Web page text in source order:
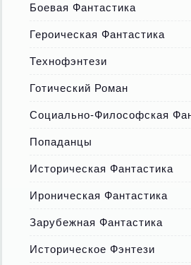
Боевая Фантастика
Героическая Фантастика
Технофэнтези
Готический Роман
Социально-Философская
Попаданцы
Историческая Фантастика
Ироническая Фантастика
Зарубежная Фантастика
Историческое Фэнтези